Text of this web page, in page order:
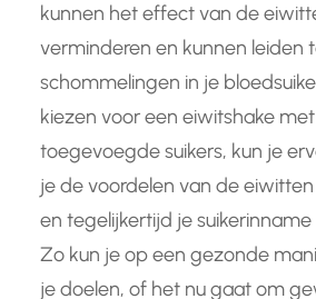
kunnen het effect van de
verminderen en kunnen leiden
schommelingen in je
kiezen voor een eiwitshake
toegevoegde suikers, kun je
je de voordelen van de
en tegelijkertijd je
Zo kun je op een gezonde
je doelen, of het nu gaat om